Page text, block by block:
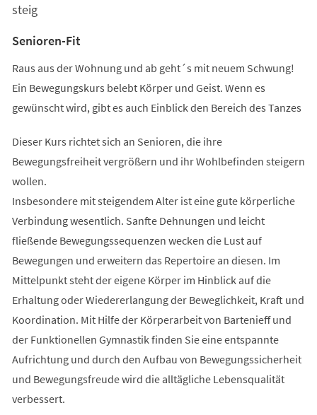
steig
Senioren-Fit
Raus aus der Wohnung und ab geht´s mit neuem Schwung!
Ein Bewegungskurs belebt Körper und Geist. Wenn es
gewünscht wird, gibt es auch Einblick den Bereich des Tanzes
Dieser Kurs richtet sich an Senioren, die ihre
Bewegungsfreiheit vergrößern und ihr Wohlbefinden steigern
wollen.
Insbesondere mit steigendem Alter ist eine gute körperliche
Verbindung wesentlich. Sanfte Dehnungen und leicht
fließende Bewegungssequenzen wecken die Lust auf
Bewegungen und erweitern das Repertoire an diesen. Im
Mittelpunkt steht der eigene Körper im Hinblick auf die
Erhaltung oder Wiedererlangung der Beweglichkeit, Kraft und
Koordination. Mit Hilfe der Körperarbeit von Bartenieff und
der Funktionellen Gymnastik finden Sie eine entspannte
Aufrichtung und durch den Aufbau von Bewegungssicherheit
und Bewegungsfreude wird die alltägliche Lebensqualität
verbessert.